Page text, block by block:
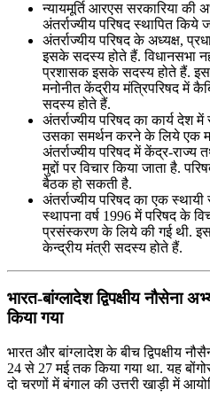
न्यायमूर्ति आरएस सरकारिया की
अंतर्राज्यीय परिषद स्थापित किये
अंतर्राज्यीय परिषद के अध्यक्ष,
इसके सदस्य होते हैं. विधानसभा
प्रशासक इसके सदस्य होते हैं. इसके
मनोनीत केंद्रीय मंत्रिपरिषद में
सदस्य होते हैं.
अंतर्राज्यीय परिषद का कार्य देश
उसका समर्थन करने के लिये एक
अंतर्राज्यीय परिषद में केंद्र-
मुद्दों पर विचार किया जाता है.
बैठक हो सकती है.
अंतर्राज्यीय परिषद का एक स्थायी
स्थापना वर्ष 1996 में परिषद के
प्रसंस्करण के लिये की गई थी.
केन्द्रीय मंत्री सदस्य होते हैं.
भारत-बांग्लादेश द्विपक्षीय नौसेना
किया गया
भारत और बांग्लादेश के बीच द्विपक्षीय
24 से 27 मई तक किया गया था. यह
दो चरणों में बंगाल की उत्तरी खाड़ी में